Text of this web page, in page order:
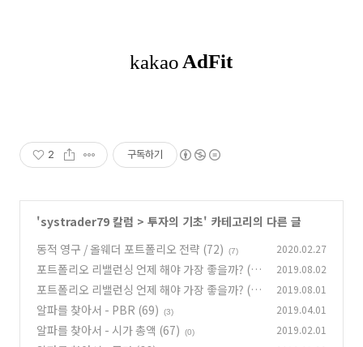
2 구독하기
'systrader79 칼럼 > 투자의 기초' 카테고리의 다른 글
동적 영구 / 올웨더 포트폴리오 전략 (72)
(7) 2020.02.27
포트폴리오 리밸런싱 언제 해야 가장 좋을까? (7
1)
(3)
2019.08.02
포트폴리오 리밸런싱 언제 해야 가장 좋을까? (7
0) (1)
2019.08.01
알파를 찾아서 - PBR (69) (3) 2019.04.01
알파를 찾아서 - 시가 총액 (67) (0) 2019.02.01